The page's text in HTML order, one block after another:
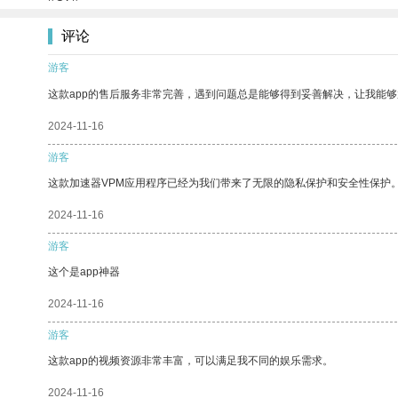
评论
游客
这款app的售后服务非常完善，遇到问题总是能够得到妥善解决，让我能够
2024-11-16
游客
这款加速器VPM应用程序已经为我们带来了无限的隐私保护和安全性保护。
2024-11-16
游客
这个是app神器
2024-11-16
游客
这款app的视频资源非常丰富，可以满足我不同的娱乐需求。
2024-11-16